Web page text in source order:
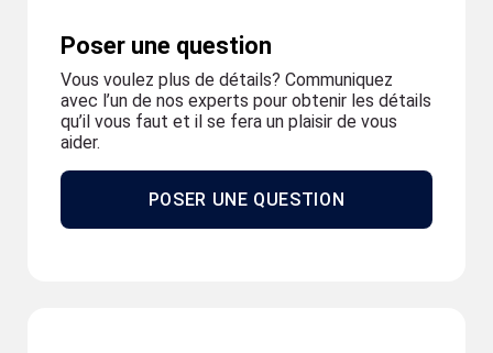
Poser une question
Vous voulez plus de détails? Communiquez
avec l’un de nos experts pour obtenir les détails
qu’il vous faut et il se fera un plaisir de vous
aider.
POSER UNE QUESTION